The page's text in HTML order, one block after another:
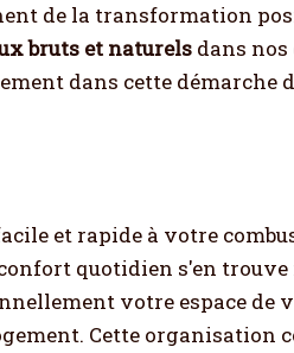
de la transformation
bruts et naturels dans nos
dans cette démarche
et rapide à votre
quotidien s'en
votre espace de
Cette organisation